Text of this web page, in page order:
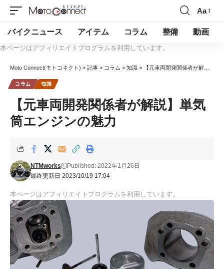
Aa
バイクニュース アイテム コラム 整備 動画
本ページはアフィリエイトプログラムを利用しています。
Moto Connect(モトコネクト) > 記事 > コラム > 知識 > 【元車両開発関係者が解説】単気筒エンジンの魅力
コラム 知識
【元車両開発関係者が解説】単気
筒エンジンの魅力
最終更新日 2023/10/19 17:04
NTMworks Published: 2022年1月26日
本ページはアフィリエイトプログラムを利用しています。